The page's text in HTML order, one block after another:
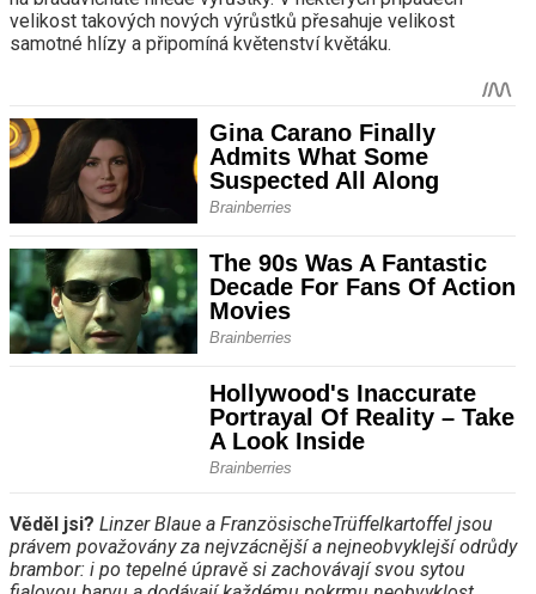
velikost takových nových výrůstků přesahuje velikost
samotné hlízy a připomíná květenství květáku.
Věděl jsi? Linzer Blaue a FranzösischeTrüffelkartoffel jsou
právem považovány za nejvzácnější a nejneobvyklejší odrůdy
brambor: i po tepelné úpravě si zachovávají svou sytou